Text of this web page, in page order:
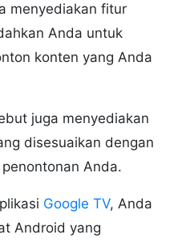
menyediakan fitur
Anda untuk
konten yang Anda
juga menyediakan
disesuaikan dengan
Anda.
Google TV, Anda
Android yang